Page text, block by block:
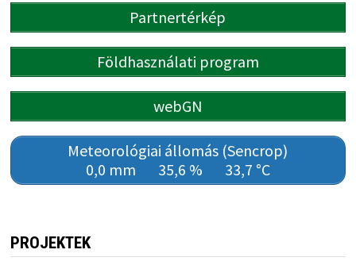
Partnertérkép
Földhasználati program
webGN
Meteorológiai állomás (Sencrop)
0,0 mm
35,6 % 33,7 °C
PROJEKTEK